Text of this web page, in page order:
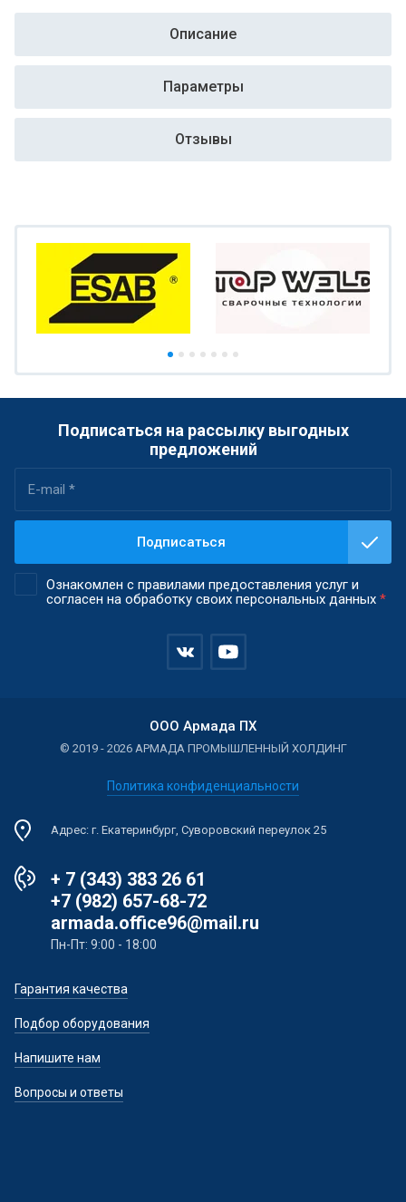
Описание
Параметры
Отзывы
Подписаться на рассылку выгодных
предложений
Ознакомлен с правилами предоставления услуг и
согласен на обработку своих персональных данных *
Подписаться
ООО Армада ПХ
© 2019 - 2026 АРМАДА ПРОМЫШЛЕННЫЙ ХОЛДИНГ
Политика конфиденциальности
Адрес: г. Екатеринбург, Суворовский переулок 25
+ 7 (343) 383 26 61
+7 (982) 657-68-72
armada.office96@mail.ru
Пн-Пт: 9:00 - 18:00
Гарантия качества
Подбор оборудования
Напишите нам
Вопросы и ответы